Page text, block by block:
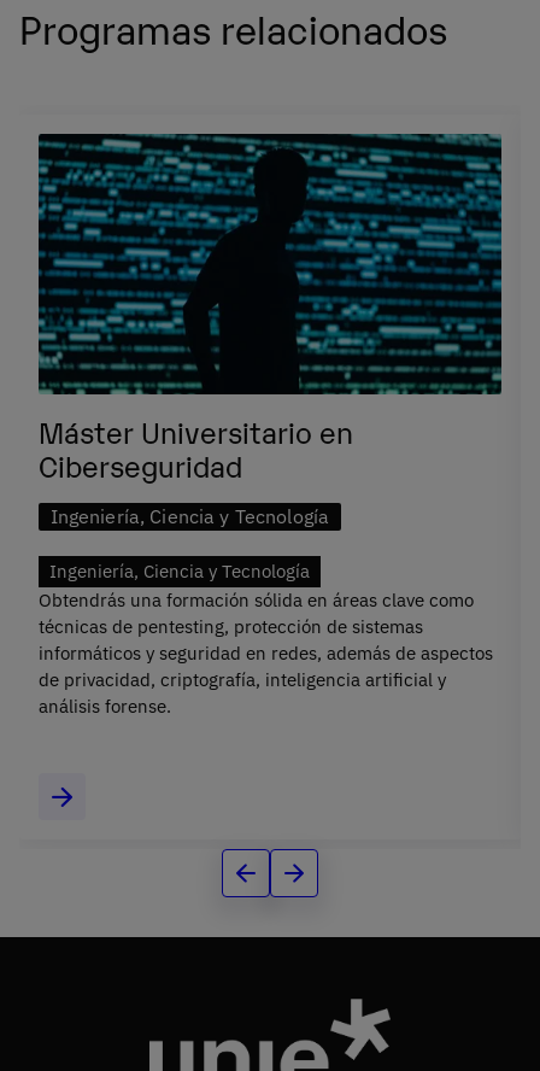
Programas relacionados
Máster Universitario en
Ciberseguridad
Ingeniería, Ciencia y Tecnología
Ingeniería, Ciencia y Tecnología
Obtendrás una formación sólida en áreas clave como
técnicas de pentesting, protección de sistemas
informáticos y seguridad en redes, además de aspectos
de privacidad, criptografía, inteligencia artificial y
análisis forense.